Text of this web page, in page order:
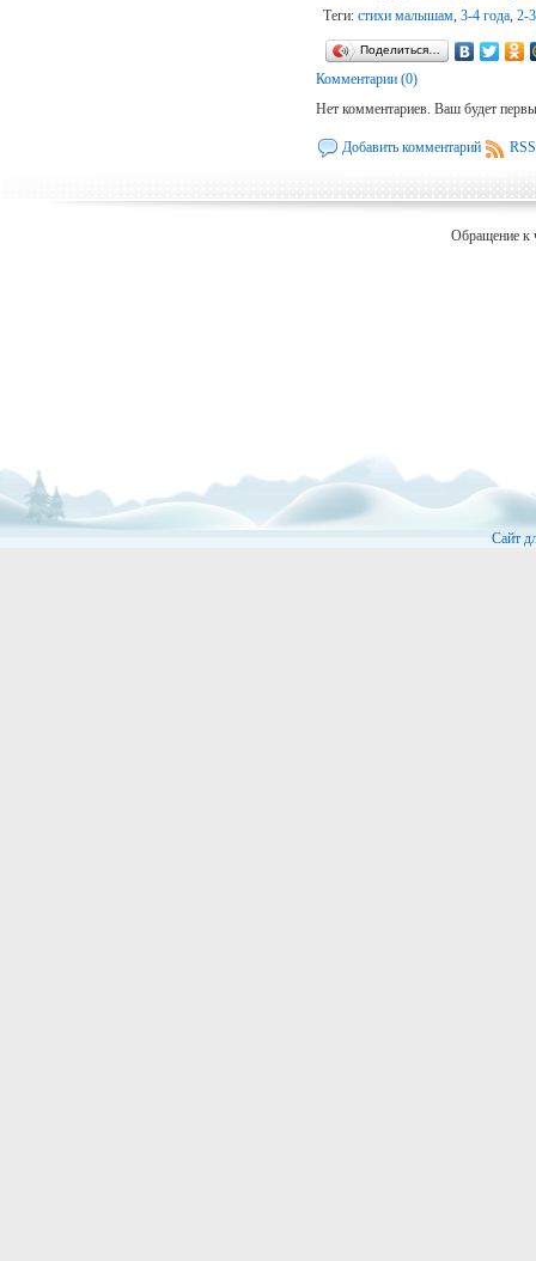
Теги: стихи малышам, 3-4 года, 2-
Поделиться…
Комментарии (0)
Нет комментариев. Ваш будет
Добавить комментарий
Обращение к
Сайт